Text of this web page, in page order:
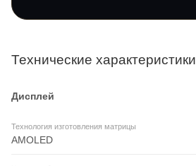
Технические характеристики
Дисплей
Технология изготовления матрицы
AMOLED